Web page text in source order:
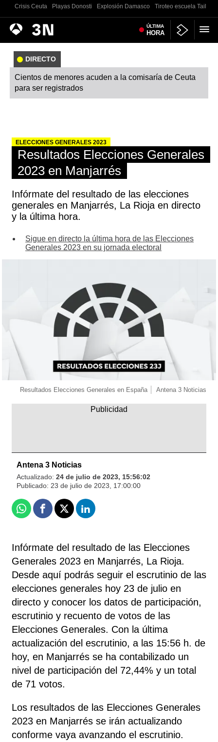
Crisis Ceuta Playas Donosti Explosión Damasco Tiroteo escuela
Antena
3
Noticias ÚLTIMA
HORA
DIRECTO
Cientos de menores acuden a la comisaría de Ceuta
para ser registrados
ELECCIONES GENERALES 2023
Resultados Elecciones Generales
2023 en Manjarrés
Infórmate del resultado de las elecciones
generales en Manjarrés, La Rioja en directo
y la última hora.
Sigue en directo la última hora de las Elecciones
Generales 2023 en su jornada electoral
Resultados Elecciones Generales en España Antena 3 Noticias
Antena 3 Noticias
Actualizado: 24 de julio de 2023, 15:56:02
Publicado: 23 de julio de 2023, 17:00:00
WhatsappFacebook
X Linkedin
Infórmate del resultado de las Elecciones
Generales 2023 en Manjarrés, La Rioja.
Desde aquí podrás seguir el escrutinio de las
elecciones generales hoy 23 de julio en
directo y conocer los datos de participación,
escrutinio y recuento de votos de las
Elecciones Generales. Con la última
actualización del escrutinio, a las 15:56 h. de
hoy, en Manjarrés se ha contabilizado un
nivel de participación del 72,44% y un total
de 71 votos.
Los resultados de las Elecciones Generales
2023 en Manjarrés se irán actualizando
conforme vaya avanzando el escrutinio.